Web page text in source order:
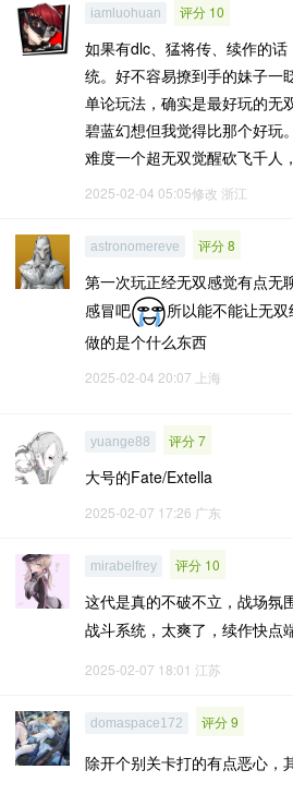
iamluohuan 评分 10
如果有dlc、猛将传、续作的
统。好不容易撩到手的妹子一
单论玩法，确实是最好玩的无
碧蓝幻想但我觉得比那个好玩
难度一个超无双觉醒砍飞千人
2025-02-04 05:05修改 浙江
astronomereve 评分 8
第一次玩正经无双感觉有点无
感冒吧
所以能不能让无
做的是个什么东西
2025-02-04 20:07 上海
yuange88 评分 7
大号的Fate/Extella
2025-02-07 17:26 广东
mirabelfrey 评分 10
这代是真的不破不立，战场氛
战斗系统，太爽了，续作快点
2025-02-07 18:01 江苏
domaspace172 评分 9
除开个别关卡打的有点恶心，